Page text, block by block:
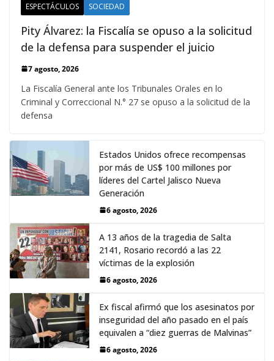
ESPECTÁCULOS SOCIEDAD
Pity Álvarez: la Fiscalía se opuso a la solicitud
de la defensa para suspender el juicio
7 agosto, 2026
La Fiscalía General ante los Tribunales Orales en lo
Criminal y Correccional N.° 27 se opuso a la solicitud de la
defensa
Estados Unidos ofrece recompensas
por más de US$ 100 millones por
líderes del Cartel Jalisco Nueva
Generación
6 agosto, 2026
A 13 años de la tragedia de Salta
2141, Rosario recordó a las 22
víctimas de la explosión
6 agosto, 2026
Ex fiscal afirmó que los asesinatos por
inseguridad del año pasado en el país
equivalen a “diez guerras de Malvinas”
6 agosto, 2026